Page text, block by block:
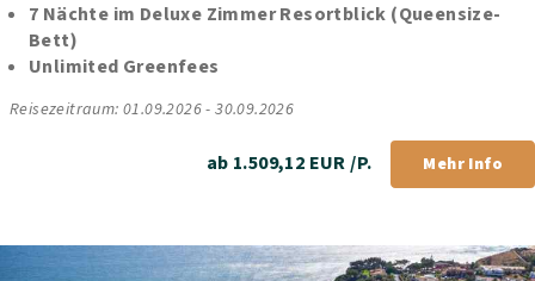
7 Nächte im Deluxe Zimmer Resortblick (Queensize-
Bett)
Unlimited Greenfees
Reisezeitraum: 01.09.2026 - 30.09.2026
ab 1.509,12 EUR /P. Mehr Info